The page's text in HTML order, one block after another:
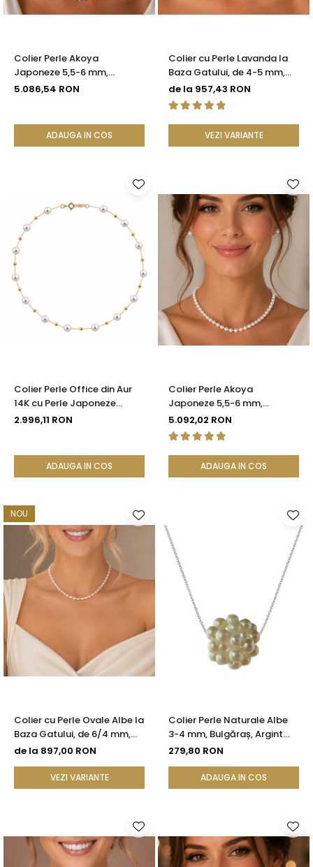
Colier Perle Akoya
Japoneze 5,5-6 mm,
Închizătoare Sferică Aur
5.086,54 RON
ADAUGA IN COS
Colier cu Perle Lavanda la
Baza Gatului, de 4-5 mm,
Perle Rare, Calitate AAA+,
Aur 14K | KASKADDA®
de la 957,43 RON
VEZI VARIANTE
Colier Perle Office din Aur
14K cu Perle Japoneze
Akoya 5,5 mm și Bile de Aur |
2.996,11 RON
ADAUGA IN COS
Colier Perle Akoya
Japoneze 5,5-6 mm,
Închizătoare Sferică Aur Alb
14K | KASKADDA®
5.092,02 RON
ADAUGA IN COS
NOU
Colier cu Perle Ovale Albe la
Baza Gatului, de 6/4 mm,
Calitate AAA, Aur 14K |
de la 897,00 RON
VEZI VARIANTE
Colier Perle Naturale Albe
3-4 mm, Bulgăraș, Argint
925, Calitate AAA |
279,80 RON
ADAUGA IN COS